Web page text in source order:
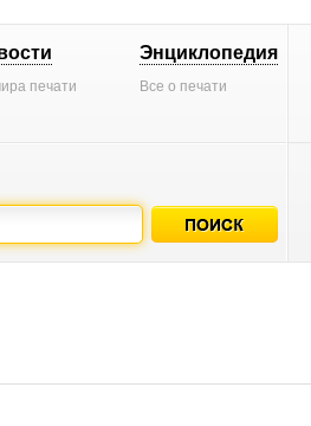
печати
Энциклопедия
Все о печати